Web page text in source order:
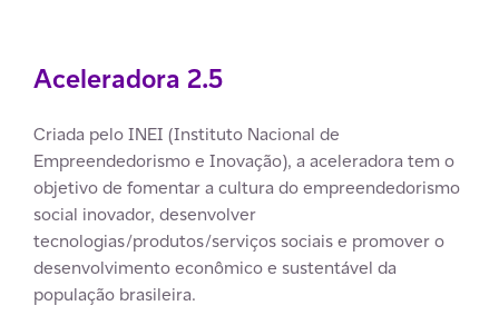
Aceleradora 2.5
Criada pelo INEI (Instituto Nacional de
Empreendedorismo e Inovação), a aceleradora tem o
objetivo de fomentar a cultura do empreendedorismo
social inovador, desenvolver
tecnologias/produtos/serviços sociais e promover o
desenvolvimento econômico e sustentável da
população brasileira.